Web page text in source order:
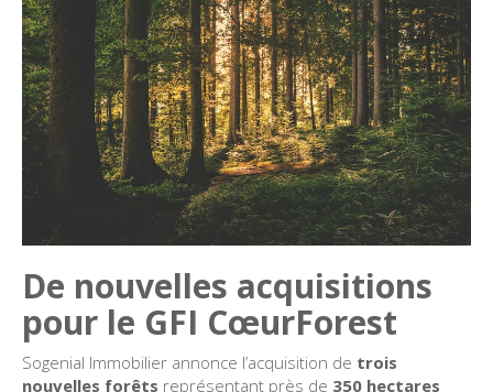
De nouvelles acquisitions
pour le GFI CœurForest
Sogenial Immobilier annonce l’acquisition de trois
nouvelles forêts représentant près de 350 hectares